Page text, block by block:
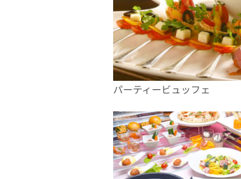
パーティービュッフェ